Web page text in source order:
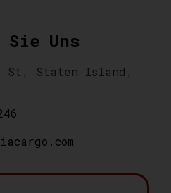
Uns
St, Staten Island,